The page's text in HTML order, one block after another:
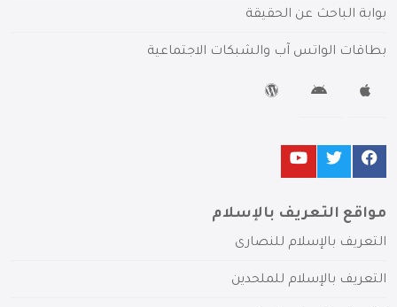
بوابة الباحث عن الحقيقة
بطاقات الواتس آب والشبكات الاجتماعية
مواقع التعريف بالإسلام
التعريف بالإسلام للنصارى
التعريف بالإسلام للملحدين